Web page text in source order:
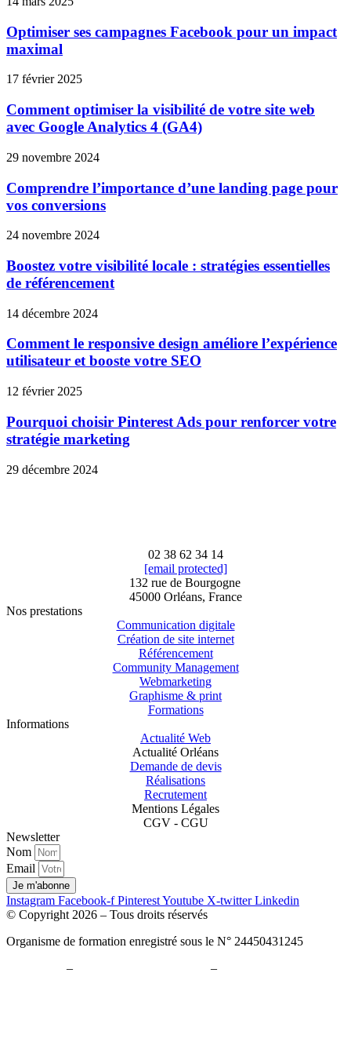
Optimiser ses campagnes Facebook pour un impact
maximal
17 février 2025
Comment optimiser la visibilité de votre site web
avec Google Analytics 4 (GA4)
29 novembre 2024
Comprendre l’importance d’une landing page pour
vos conversions
24 novembre 2024
Boostez votre visibilité locale : stratégies essentielles
de référencement
14 décembre 2024
Comment le responsive design améliore l’expérience
utilisateur et booste votre SEO
12 février 2025
Pourquoi choisir Pinterest Ads pour renforcer votre
stratégie marketing
29 décembre 2024
02 38 62 34 14
[email protected]
132 rue de Bourgogne
45000 Orléans, France
Nos prestations
Communication digitale
Création de site internet
Référencement
Community Management
Webmarketing
Graphisme & print
Formations
Informations
Actualité Web
Actualité Orléans
Demande de devis
Réalisations
Recrutement
Mentions Légales
CGV - CGU
Newsletter
Nom
Email
Je m'abonne
Instagram Facebook-f PinterestYoutube X-twitter Linkedin
© Copyright 2026 – Tous droits réservés
Organisme de formation enregistré sous le N° 24450431245
– –